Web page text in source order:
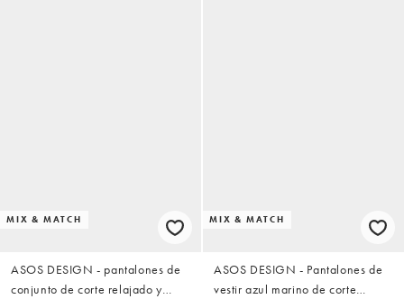
MIX & MATCH
ASOS DESIGN - pantalones de
conjunto de corte relajado y
MIX & MATCH
ASOS DESIGN - Pantalones de
vestir azul marino de corte